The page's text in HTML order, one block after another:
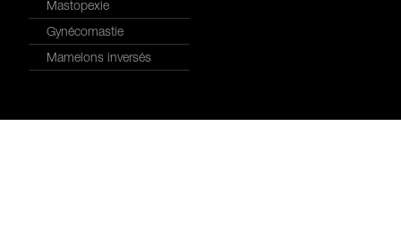
Mastopexie
Gynécomastie
Mamelons inversés